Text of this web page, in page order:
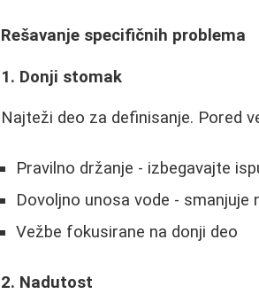
Rešavanje specifičnih problema
1. Donji stomak
Najteži deo za definisanje. Pored
Pravilno držanje - izbegavajte
Dovoljno unosa vode - smanjuje
Vežbe fokusirane na donji deo
2. Nadutost